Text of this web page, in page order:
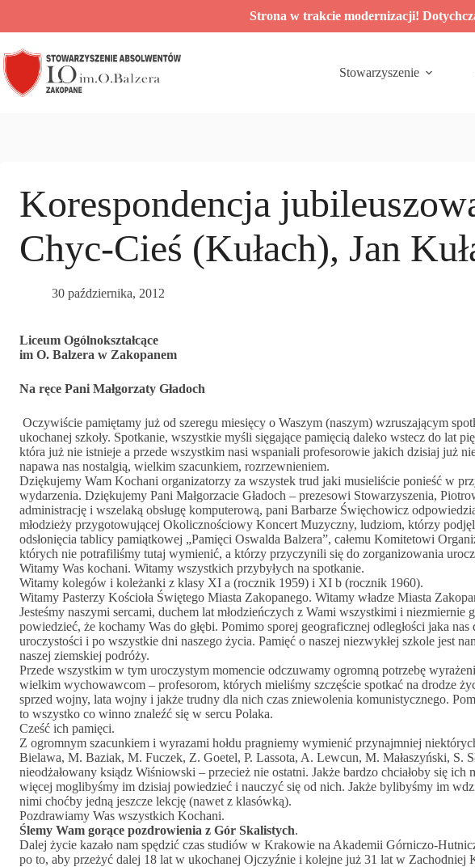
treści
Strona w trakcie modernizacji!
Stowarzyszenie
Korespondencja
Chyc-Cieś (Kułach), Jan
30 października, 2012
Liceum Ogólnokształcące
im O. Balzera w Zakopanem
Na ręce Pani Małgorzaty Gładoch
Oczywiście pamiętamy już od szeregu miesięcy o Waszym (naszym) wzruszającym
ukochanej szkoły. Spotkanie, wszystkie myśli sięgające pamięcią daleko wstecz do lat
która już nie istnieje a przede wszystkim nasi wspaniali profesorowie jakich dzisiaj już
napawa nas nostalgią, wielkim szacunkiem, rozrzewnieniem.
Dziękujemy Wam Kochani organizatorzy za wszystek trud jaki musieliście ponieść w
wydarzenia. Dziękujemy Pani Małgorzacie Gładoch – prezesowi Stowarzyszenia,
administrację i wszelaką obsługę komputerową, pani Barbarze Święchowicz
młodzieży przygotowującej Okolicznościowy Koncert Muzyczny, ludziom, którzy
odsłonięcia tablicy pamiątkowej „Pamięci Oswalda Balzera”, całemu Komitetowi
których nie potrafiliśmy tutaj wymienić, a którzy przyczynili się do zorganizowania
Witamy Was kochani. Witamy wszystkich przybyłych na spotkanie.
Witamy kolegów i koleżanki z klasy XI a (rocznik 1959) i XI b (rocznik 1960).
Witamy Pasterzy Kościoła Świętego Miasta Zakopanego. Witamy władze Miasta
Jesteśmy naszymi sercami, duchem lat młodzieńczych z Wami wszystkimi i niezmiernie
powiedzieć, że kochamy Was do głębi. Pomimo sporej geograficznej odległości jaka
uroczystości i po wszystkie dni naszego życia. Pamięć o naszej niezwykłej szkole jest
naszej ziemskiej podróży.
Przede wszystkim w tym uroczystym momencie odczuwamy ogromną potrzebę
wielkim wychowawcom – profesorom, których mieliśmy szczęście spotkać na drodze
sprzed wojny, lata wojny i jakże trudny dla nich czas zniewolenia komunistycznego.
to wszystko co winno znaleźć się w sercu Polaka.
Cześć ich pamięci.
Z ogromnym szacunkiem i wyrazami hołdu pragniemy wymienić przynajmniej
Bielawa, M. Baziak, M. Fuczek, Z. Goetel, P. Lassota, A. Lewcun, M. Małaszyński, S.
nieodżałowany ksiądz Wiśniowski – przecież nie ostatni. Jakże bardzo chciałoby się ich
więcej moglibyśmy im dzisiaj powiedzieć i nauczyć się od nich. Jakże bylibyśmy im
nimi choćby jedną jeszcze lekcję (nawet z klasówką).
Pozdrawiamy Was wszystkich Kochani.
Ślemy Wam gorące pozdrowienia z Gór Skalistych.
Dalej życie kazało nam spędzić czas studiów w Krakowie na Akademii Górniczo-
po to, aby przeżyć dalej 18 lat w ukochanej Ojczyźnie i kolejne już 31 lat w Zachodniej